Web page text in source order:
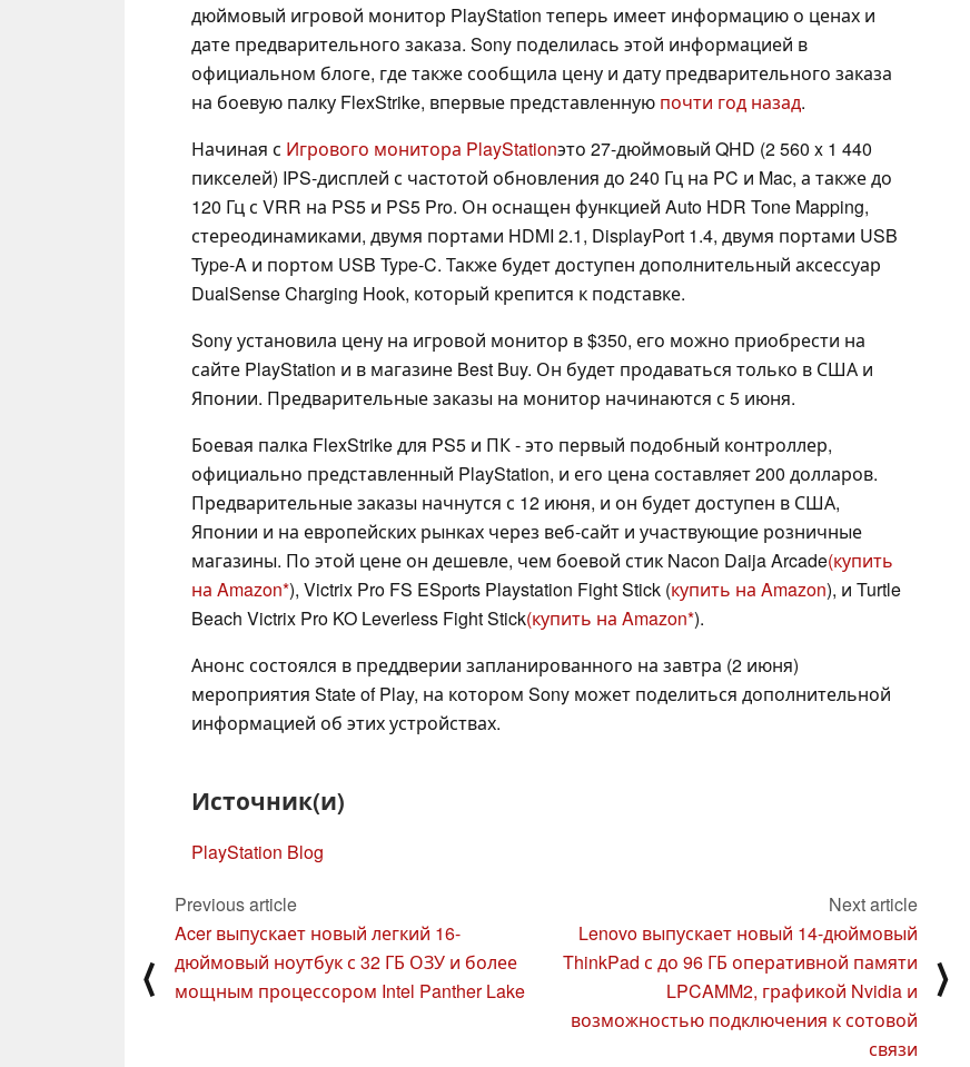
дюймовый игровой монитор PlayStation теперь имеет информацию о ценах и
дате предварительного заказа. Sony поделилась этой информацией в
официальном блоге, где также сообщила цену и дату предварительного заказа
на боевую палку FlexStrike, впервые представленную почти год назад.
Начиная с Игрового монитора PlayStationэто 27-дюймовый QHD (2 560 x 1 440
пикселей) IPS-дисплей с частотой обновления до 240 Гц на PC и Mac, а также до
120 Гц с VRR на PS5 и PS5 Pro. Он оснащен функцией Auto HDR Tone Mapping,
стереодинамиками, двумя портами HDMI 2.1, DisplayPort 1.4, двумя портами USB
Type-A и портом USB Type-C. Также будет доступен дополнительный аксессуар
DualSense Charging Hook, который крепится к подставке.
Sony установила цену на игровой монитор в $350, его можно приобрести на
сайте PlayStation и в магазине Best Buy. Он будет продаваться только в США и
Японии. Предварительные заказы на монитор начинаются с 5 июня.
Боевая палка FlexStrike для PS5 и ПК - это первый подобный контроллер,
официально представленный PlayStation, и его цена составляет 200 долларов.
Предварительные заказы начнутся с 12 июня, и он будет доступен в США,
Японии и на европейских рынках через веб-сайт и участвующие розничные
магазины. По этой цене он дешевле, чем боевой стик Nacon Daija Arcade(купить
на Amazon ), Victrix Pro FS ESports Playstation Fight Stick (купить на Amazon), и Turtle
Beach Victrix Pro KO Leverless Fight Stick(купить на Amazon ).
Анонс состоялся в преддверии запланированного на завтра (2 июня)
мероприятия State of Play, на котором Sony может поделиться дополнительной
информацией об этих устройствах.
Источник(и)
PlayStation Blog
⟨
Previous article
Acer выпускает новый легкий 16-
дюймовый ноутбук с 32 ГБ ОЗУ и более
мощным процессором Intel Panther Lake
Next article
Lenovo выпускает новый 14-дюймовый
ThinkPad с до 96 ГБ оперативной памяти
LPCAMM2, графикой Nvidia и
возможностью подключения к сотовой
связи
⟩